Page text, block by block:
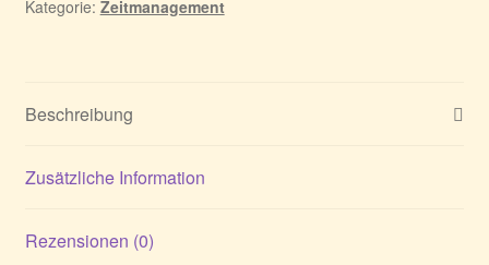
Menge
Kategorie: Zeitmanagement
Beschreibung
Zusätzliche Information
Rezensionen (0)